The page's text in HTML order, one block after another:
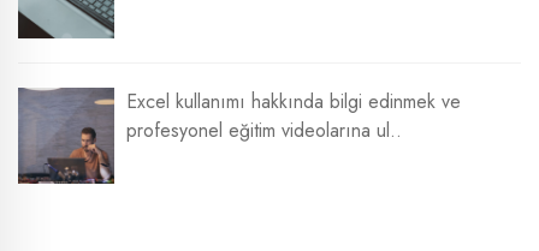
Excel kullanımı hakkında bilgi edinmek ve
profesyonel eğitim videolarına ul..